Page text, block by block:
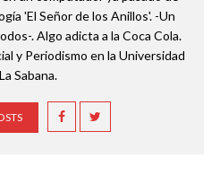
'El Señor de los Anillos'. -Un
. Algo adicta a la Coca Cola.
y Periodismo en la Universidad
Sabana.